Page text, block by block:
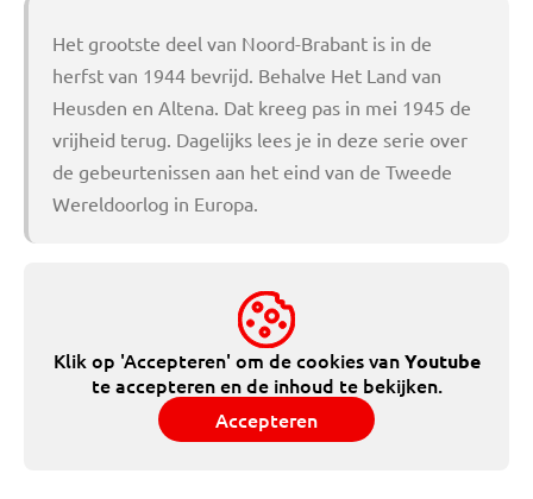
Het grootste deel van Noord-Brabant is in de
herfst van 1944 bevrijd. Behalve Het Land van
Heusden en Altena. Dat kreeg pas in mei 1945 de
vrijheid terug. Dagelijks lees je in deze serie over
de gebeurtenissen aan het eind van de Tweede
Wereldoorlog in Europa.
Klik op 'Accepteren' om de cookies vanYoutube
te accepteren en de inhoud te bekijken.
Accepteren